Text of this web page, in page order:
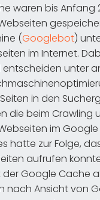
waren bis Anfang
(Googlebot)
im Internet.
unter
in den
die beim Crawling
im
hatte zur Folge,
aufrufen
Google Cache
nach Ansicht von